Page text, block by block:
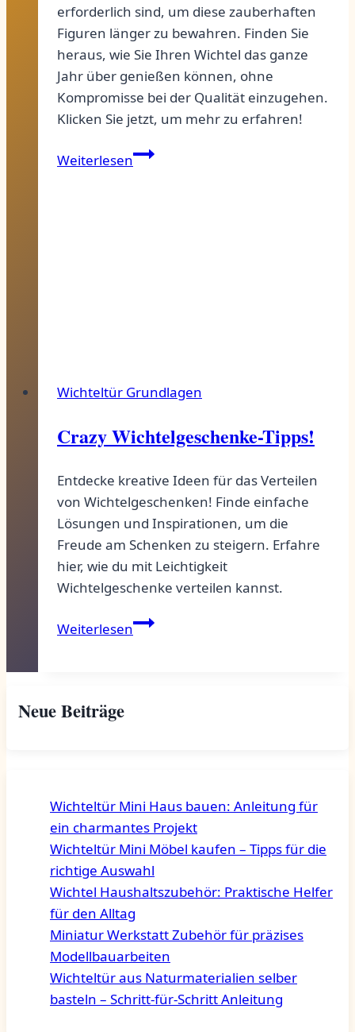
erforderlich sind, um diese zauberhaften
Figuren länger zu bewahren. Finden Sie
heraus, wie Sie Ihren Wichtel das ganze
Jahr über genießen können, ohne
Kompromisse bei der Qualität einzugehen.
Klicken Sie jetzt, um mehr zu erfahren!
WeiterlesenWichtel:
Wichteltür Grundlagen
Crazy Wichtelgeschenke-Tipps!
Entdecke kreative Ideen für das Verteilen
von Wichtelgeschenken! Finde einfache
Lösungen und Inspirationen, um die
Freude am Schenken zu steigern. Erfahre
hier, wie du mit Leichtigkeit
Wichtelgeschenke verteilen kannst.
WeiterlesenCrazy
Neue Beiträge
Wichteltür Mini Haus bauen: Anleitung für
ein charmantes Projekt
Wichteltür Mini Möbel kaufen – Tipps für die
richtige Auswahl
Wichtel Haushaltszubehör: Praktische Helfer
für den Alltag
Miniatur Werkstatt Zubehör für präzises
Modellbauarbeiten
Wichteltür aus Naturmaterialien selber
basteln – Schritt-für-Schritt Anleitung